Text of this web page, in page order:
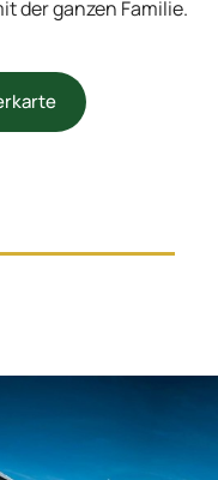
der ganzen Familie.